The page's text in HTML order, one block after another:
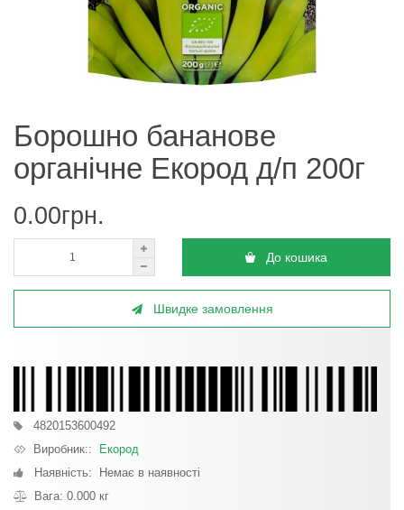
Борошно бананове
органічне Екород д/п 200г
0.00грн.
До кошика
Швидке замовлення
4820153600492
Виробник::
Екород
Наявність: Немає в наявності
Вага: 0.000 кг